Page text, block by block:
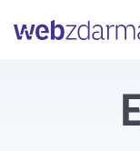
Webzdarma